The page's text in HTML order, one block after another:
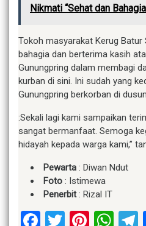
Nikmati “Sehat dan
Tokoh masyarakat Kerug Batur
bahagia dan berterima kasih
Gunungpring dalam membagi
kurban di sini. Ini sudah yang
Gunungpring berkorban di
:Sekali lagi kami sampaikan
sangat bermanfaat. Semoga
hidayah kepada warga kami,”
Pewarta : Diwan Ndut
Foto : Istimewa
Penerbit: Rizal IT
Facebook
Twitter